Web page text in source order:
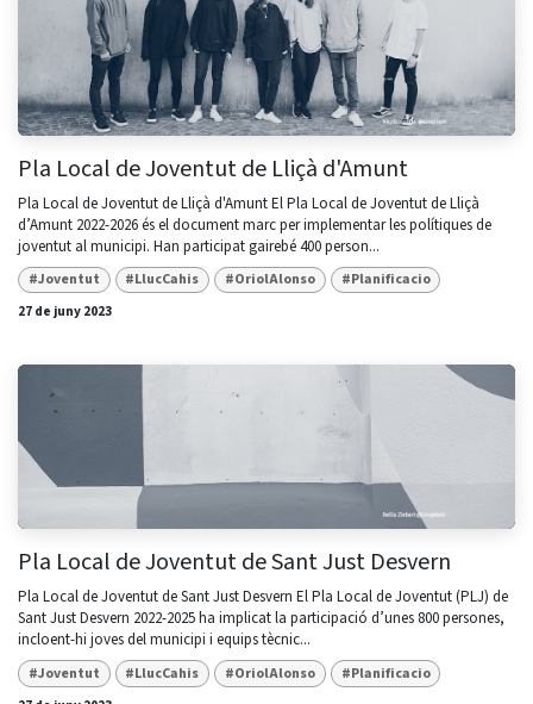
Pla Local de Joventut de Lliçà d'Amunt
Pla Local de Joventut de Lliçà d'Amunt El Pla Local de Joventut de Lliçà
d’Amunt 2022-2026 és el document marc per implementar les polítiques de
joventut al municipi. Han participat gairebé 400 person...
#Joventut #LlucCahis #OriolAlonso
#Planificacio
27 de juny 2023
Pla Local de Joventut de Sant Just Desvern
Pla Local de Joventut de Sant Just Desvern El Pla Local de Joventut (PLJ) de
Sant Just Desvern 2022-2025 ha implicat la participació d’unes 800 persones,
incloent-hi joves del municipi i equips tècnic...
#Joventut #LlucCahis #OriolAlonso
#Planificacio